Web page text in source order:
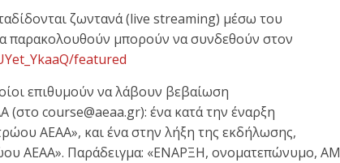
ζωντανά (live streaming) μέσω του
παρακολουθούν μπορούν να συνδεθούν στον
featured
επιθυμούν να λάβουν βεβαίωση
course@aeaa.gr): ένα κατά την έναρξη
ΑΕΑΑ», και ένα στην λήξη της εκδήλωσης,
ΑΕΑΑ». Παράδειγμα: «ΕΝΑΡΞΗ, ονοματεπώνυμο, ΑΜ